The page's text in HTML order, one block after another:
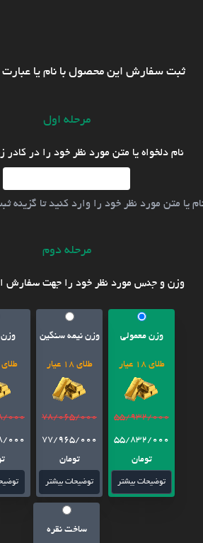
ثبت سفارش این محصول با نام یا عبارت
مرحله اول
نام دلخواه یا متن مورد نظر خود را در کادر
نام یا متن مورد نظر خود را وارد کنید تا
مرحله دوم
وزن و جنس مورد نظر خود را جهت سفارش
وزن معمولی
طلای 18 عیار
55/932/000
55/832/000
تومان
توضیحات بیشتر
وزن نیمه سنگین
طلای 18 عیار
78/065/000
77/965/000
تومان
توضیحات بیشتر
طلای 18
000
000
ساخت نقره